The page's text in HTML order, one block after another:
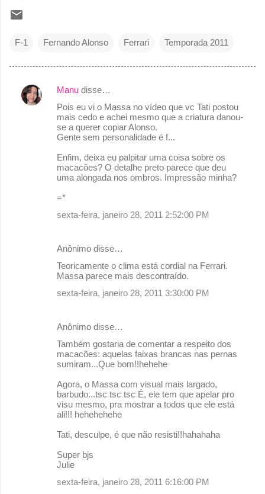
F-1 Fernando Alonso Ferrari Temporada 2011
C
Manu disse…
Pois eu vi o Massa no vídeo que vc Tati postou
mais cedo e achei mesmo que a criatura danou-
se a querer copiar Alonso.
Gente sem personalidade é f...
Enfim, deixa eu palpitar uma coisa sobre os
macacões? O detalhe preto parece que deu
uma alongada nos ombros. Impressão minha?
=*
sexta-feira, janeiro 28, 2011 2:52:00 PM
Anônimo disse…
Teoricamente o clima está cordial na Ferrari.
Massa parece mais descontraído.
sexta-feira, janeiro 28, 2011 3:30:00 PM
Anônimo disse…
Também gostaria de comentar a respeito dos
macacões: aquelas faixas brancas nas pernas
sumiram...Que bom!!hehehe
Agora, o Massa com visual mais largado,
barbudo...tsc tsc tsc É, ele tem que apelar pro
visu mesmo, pra mostrar a todos que ele está
ali!!! hehehehehe
Tati, desculpe, é que não resisti!!hahahaha
Super bjs
Julie
sexta-feira, janeiro 28, 2011 6:16:00 PM